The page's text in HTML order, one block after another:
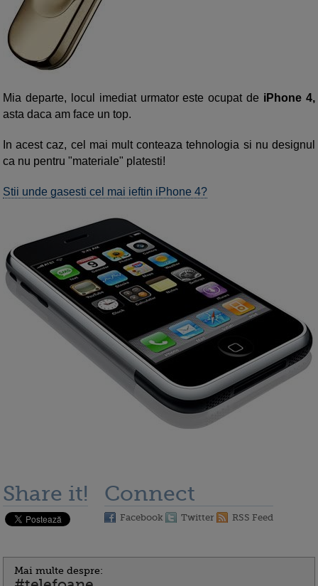
Mia departe, locul imediat urmator este ocupat de iPhone 4,
asta daca am face un top.
In acest caz, cel mai mult conteaza tehnologia si nu designul
ca nu pentru "materiale" platesti!
Stii unde gasesti cel mai ieftin iPhone 4?
Share it! Connect
Facebook Twitter RSS Feed
Mai multe despre: